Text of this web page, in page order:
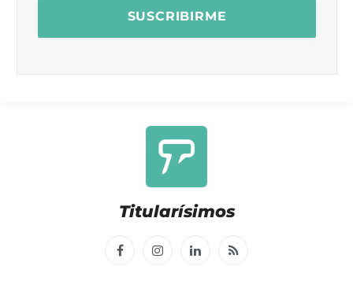
Titularísimos
FacebookInstagramLinkedInRSS